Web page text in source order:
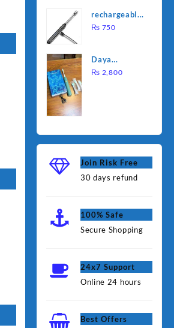
Heating Rod
– Fast
₨ 1,000.
rechargeable
electric
₨ 750
Daya
rechargable
₨ 2,800
Join Risk Free
30 days refund
100% Safe
Secure Shopping
24x7 Support
Online 24 hours
Best Offers